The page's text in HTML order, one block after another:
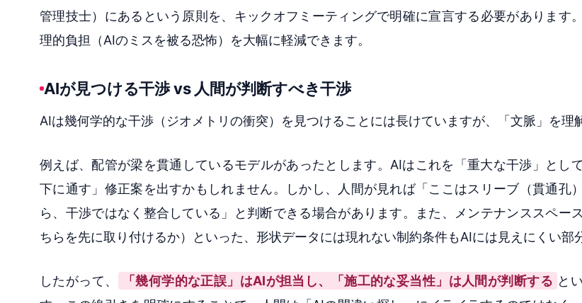
管理技士）にあるという原則を、キックオフミーティングで明確に宣言する必要があります
理的負担（AIのミスを被る恐怖）を大幅に軽減できます。
AIが見つける干渉 vs 人間が判断すべき干渉
AIは幾何学的な干渉（ジオメトリの衝突）を見つけることには長けていますが、「文脈」を理
例えば、配管が梁を貫通しているモデルがあったとします。AIはこれを「重大な干渉」とし
下に通す」修正案を出すかもしれません。しかし、人間が見れば「ここはスリーブ（貫通孔
ら、干渉ではなく整合している」と判断できる場合があります。また、メンテナンススペー
ちらを先に取り付けるか）といった、形状データには現れない制約条件もAIには見えにくい部
したがって、 「幾何学的な正誤」はAIが担当し、「施工的な妥当性」は人間が判断する と